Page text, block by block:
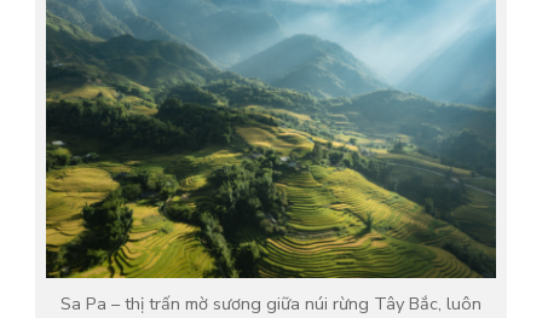
Sa Pa – thị trấn mờ sương giữa núi rừng Tây Bắc, luôn